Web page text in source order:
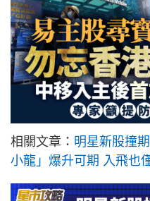
相關文章： 明星新股撞
小龍」爆升可期 入飛也